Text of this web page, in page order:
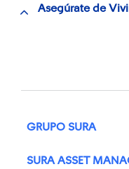
Asegúrate de
GRUPO SURA
SURA ASSET